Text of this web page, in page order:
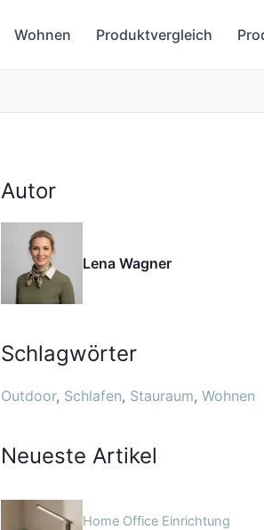
Wohnen Produktvergleich
Autor
Lena Wagner
Schlagwörter
Outdoor Schlafen Stauraum Wohnen
Neueste Artikel
Home Office Einrichtung